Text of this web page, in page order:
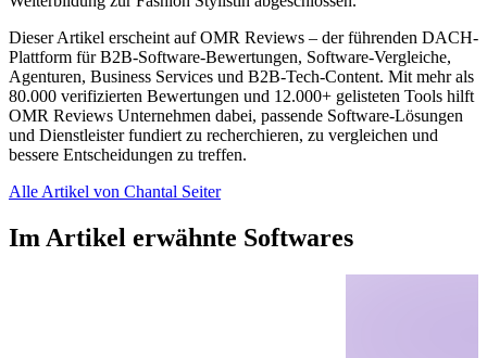
Dieser Artikel erscheint auf OMR Reviews – der führenden DACH-
Plattform für B2B-Software-Bewertungen, Software-Vergleiche,
Agenturen, Business Services und B2B-Tech-Content. Mit mehr als
80.000 verifizierten Bewertungen und 12.000+ gelisteten Tools hilft
OMR Reviews Unternehmen dabei, passende Software-Lösungen
und Dienstleister fundiert zu recherchieren, zu vergleichen und
bessere Entscheidungen zu treffen.
Alle Artikel von Chantal Seiter
Im Artikel erwähnte Softwares